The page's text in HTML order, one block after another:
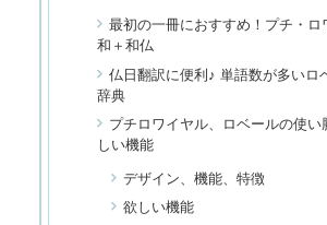
最初の一冊におすすめ！プチ・ロ
和＋和仏
仏日翻訳に便利♪ 単語数が多いロ
辞典
プチロワイヤル、ロベールの使い
しい機能
デザイン、機能、特徴
欲しい機能